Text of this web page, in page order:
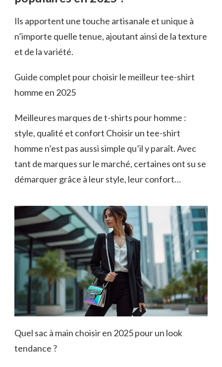
Ils apportent une touche artisanale et unique à
n’importe quelle tenue, ajoutant ainsi de la texture
et de la variété.
Guide complet pour choisir le meilleur tee-shirt
homme en 2025
Meilleures marques de t-shirts pour homme :
style, qualité et confort Choisir un tee-shirt
homme n’est pas aussi simple qu’il y paraît. Avec
tant de marques sur le marché, certaines ont su se
démarquer grâce à leur style, leur confort…
Quel sac à main choisir en 2025 pour un look
tendance ?